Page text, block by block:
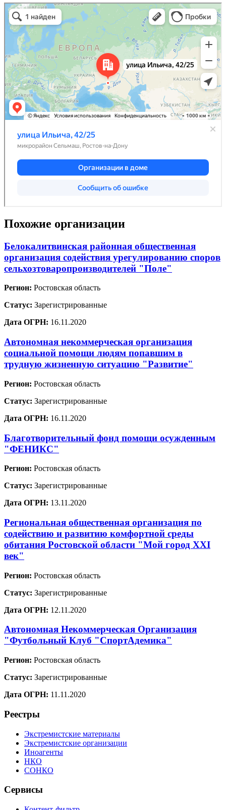
Похожие организации
Белокалитвинская районная общественная
организация содействия урегулированию споров
сельхозтоваропроизводителей "Поле"
Регион: Ростовская область
Статус: Зарегистрированные
Дата ОГРН: 16.11.2020
Автономная некоммерческая организация
социальной помощи людям попавшим в
трудную жизненную ситуацию "Развитие"
Регион: Ростовская область
Статус: Зарегистрированные
Дата ОГРН: 16.11.2020
Благотворительный фонд помощи осужденным
"ФЕНИКС"
Регион: Ростовская область
Статус: Зарегистрированные
Дата ОГРН: 13.11.2020
Региональная общественная организация по
содействию и развитию комфортной среды
обитания Ростовской области "Мой город XXI
век"
Регион: Ростовская область
Статус: Зарегистрированные
Дата ОГРН: 12.11.2020
Автономная Некоммерческая Организация
"Футбольный Клуб "СпортАдемика"
Регион: Ростовская область
Статус: Зарегистрированные
Дата ОГРН: 11.11.2020
Реестры
Экстремистские материалы
Экстремистские организации
Иноагенты
НКО
СОНКО
Сервисы